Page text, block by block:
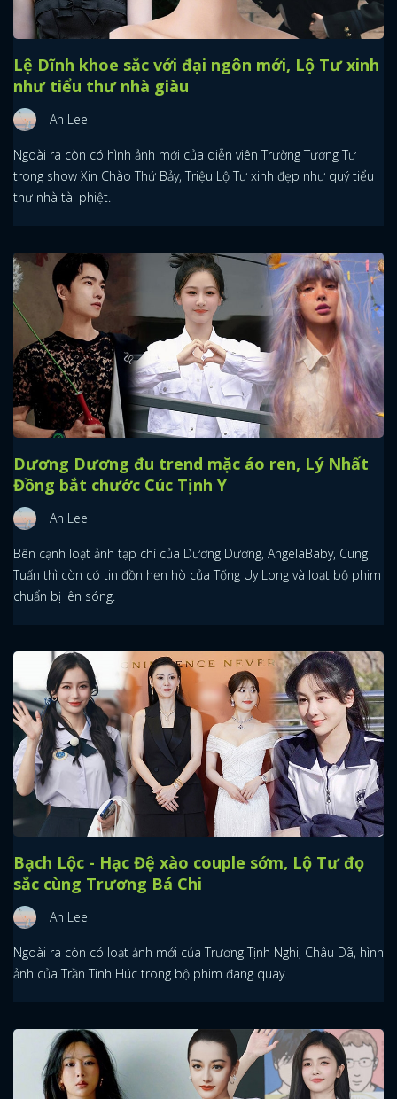
Lệ Dĩnh khoe sắc với đại ngôn mới, Lộ Tư xinh
như tiểu thư nhà giàu
An Lee
Ngoài ra còn có hình ảnh mới của diễn viên Trường Tương Tư
trong show Xin Chào Thứ Bảy, Triệu Lộ Tư xinh đẹp như quý tiểu
thư nhà tài phiệt.
Dương Dương đu trend mặc áo ren, Lý Nhất
Đồng bắt chước Cúc Tịnh Y
An Lee
Bên cạnh loạt ảnh tạp chí của Dương Dương, AngelaBaby, Cung
Tuấn thì còn có tin đồn hẹn hò của Tống Uy Long và loạt bộ phim
chuẩn bị lên sóng.
Bạch Lộc - Hạc Đệ xào couple sớm, Lộ Tư đọ
sắc cùng Trương Bá Chi
An Lee
Ngoài ra còn có loạt ảnh mới của Trương Tịnh Nghi, Châu Dã, hình
ảnh của Trần Tinh Húc trong bộ phim đang quay.